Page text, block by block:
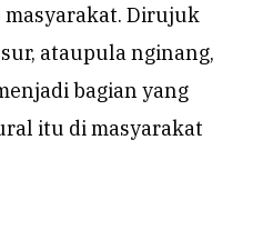
Dirujuk
ataupula nginang,
bagian yang
itu di masyarakat